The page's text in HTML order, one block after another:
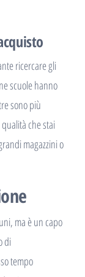
ricercare gli
scuole hanno
sono più
che stai
magazzini o
ma è un capo
di
tempo